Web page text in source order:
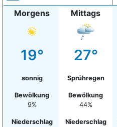
Morgens
19°
sonnig
Bewölkung
9%
Niederschlag
Mittags
27°
Sprühregen
Bewölkung
44%
Niederschlag